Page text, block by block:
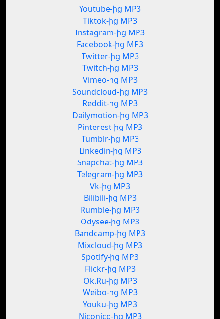
Youtube-ից MP3
Tiktok-ից MP3
Instagram-ից MP3
Facebook-ից MP3
Twitter-ից MP3
Twitch-ից MP3
Vimeo-ից MP3
Soundcloud-ից MP3
Reddit-ից MP3
Dailymotion-ից MP3
Pinterest-ից MP3
Tumblr-ից MP3
Linkedin-ից MP3
Snapchat-ից MP3
Telegram-ից MP3
Vk-ից MP3
Bilibili-ից MP3
Rumble-ից MP3
Odysee-ից MP3
Bandcamp-ից MP3
Mixcloud-ից MP3
Spotify-ից MP3
Flickr-ից MP3
Ok.Ru-ից MP3
Weibo-ից MP3
Youku-ից MP3
Niconico-ից MP3